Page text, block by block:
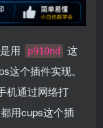
用 p910nd
这
这个插件实现。
机通过网络打
用cups这个插